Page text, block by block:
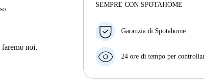
noi.
Maggiori informazioni su questo
SEMPRE CON SPOTAHOME
Garanzia di Spotahome
con breve preavviso, noi A) ti
B) ti rimborseremo totalmente
24 ore di tempo per